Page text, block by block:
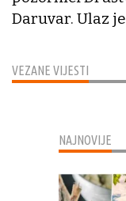
VEZANE VIJESTI
Daruvar. Ulaz
NAJNOVIJE